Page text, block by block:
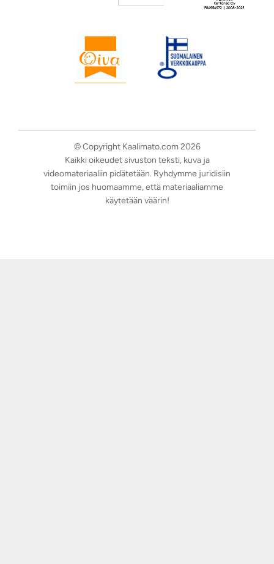
© Copyright Kaalimato.com 2026
Kaikki oikeudet sivuston teksti, kuva ja
videomateriaaliin pidätetään. Ryhdymme juridisiin
toimiin jos huomaamme, että materiaaliamme
käytetään väärin!